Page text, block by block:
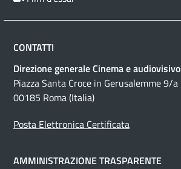
CONTATTI
Direzione generale Cinema e audiovisivo
Piazza Santa Croce in Gerusalemme 9/a
00185 Roma (Italia)
Posta Elettronica Certificata
AMMINISTRAZIONE TRASPARENTE